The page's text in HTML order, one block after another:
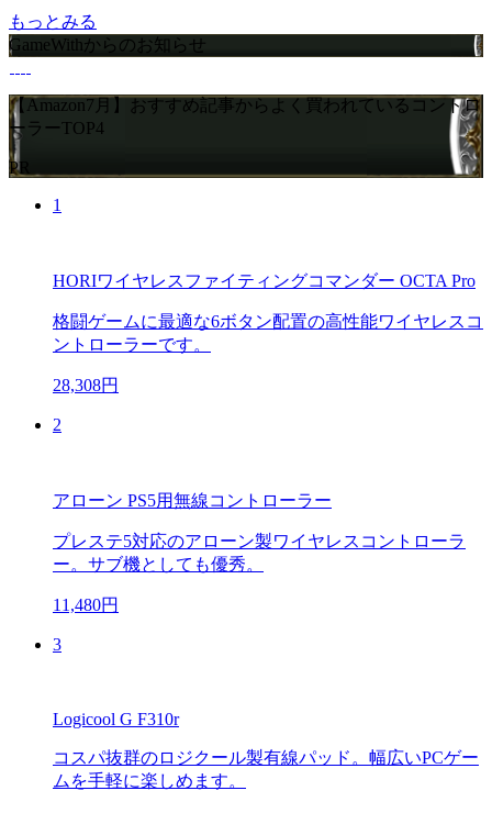
もっとみる
GameWithからのお知らせ
【Amazon7月】おすすめ記事からよく買われているコントロ
ーラーTOP4
PR
1
HORIワイヤレスファイティングコマンダー OCTA Pro
格闘ゲームに最適な6ボタン配置の高性能ワイヤレスコ
ントローラーです。
28,308円
2
アローン PS5用無線コントローラー
プレステ5対応のアローン製ワイヤレスコントローラ
ー。サブ機としても優秀。
11,480円
3
Logicool G F310r
コスパ抜群のロジクール製有線パッド。幅広いPCゲー
ムを手軽に楽しめます。